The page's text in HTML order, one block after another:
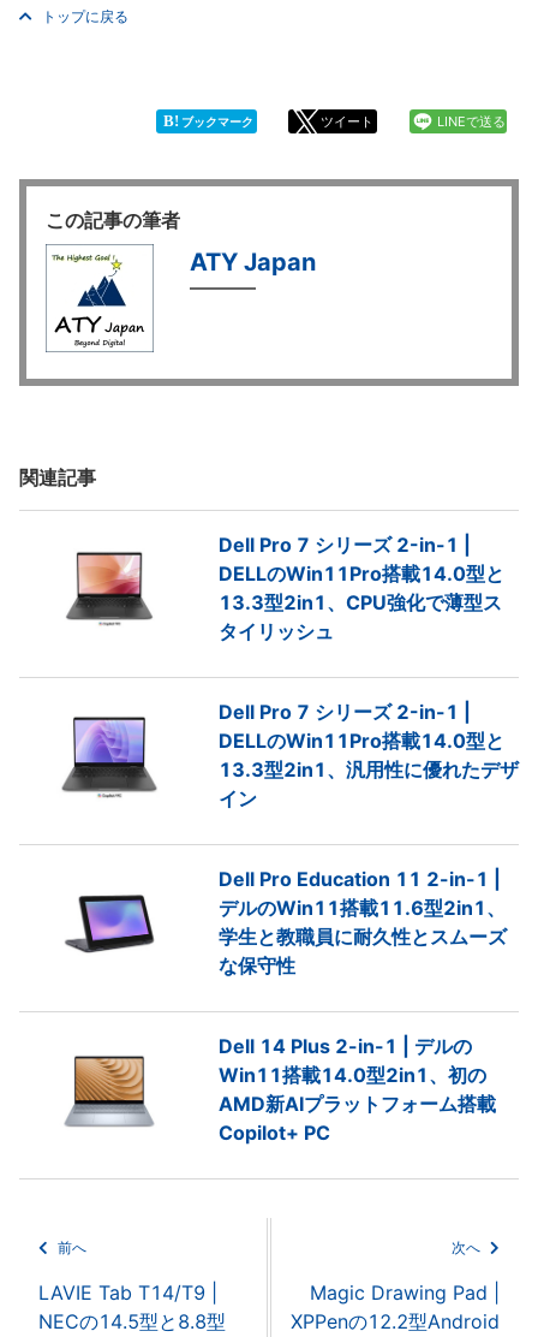
トップに戻る
B! ブックマーク ツイート LINEで送る
この記事の筆者
ATY Japan
関連記事
Dell Pro 7 シリーズ 2-in-1 |
DELLのWin11Pro搭載14.0型と
13.3型2in1、CPU強化で薄型ス
タイリッシュ
Dell Pro 7 シリーズ 2-in-1 |
DELLのWin11Pro搭載14.0型と
13.3型2in1、汎用性に優れたデザ
イン
Dell Pro Education 11 2-in-1 |
デルのWin11搭載11.6型2in1、
学生と教職員に耐久性とスムーズ
な保守性
Dell 14 Plus 2-in-1 | デルの
Win11搭載14.0型2in1、初の
AMD新AIプラットフォーム搭載
Copilot+ PC
前へ
LAVIE Tab T14/T9 |
NECの14.5型と8.8型
次へ
Magic Drawing Pad |
XPPenの12.2型Android